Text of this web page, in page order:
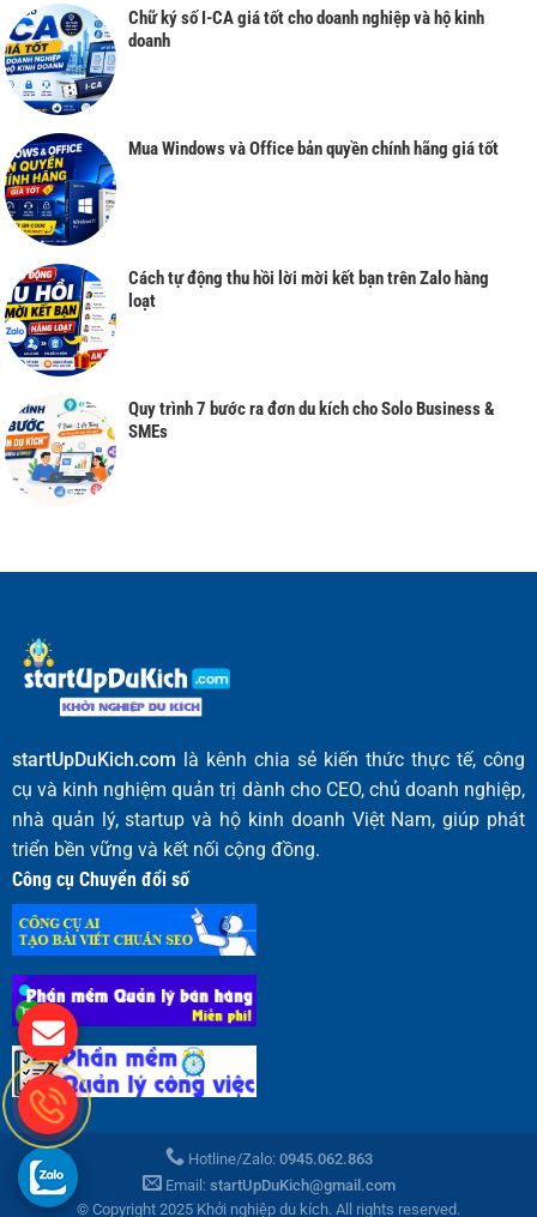
Chữ ký số I-CA giá tốt cho doanh nghiệp và hộ kinh
doanh
Mua Windows và Office bản quyền chính hãng giá tốt
Cách tự động thu hồi lời mời kết bạn trên Zalo hàng
loạt
Quy trình 7 bước ra đơn du kích cho Solo Business &
SMEs
startUpDuKich.com là kênh chia sẻ kiến thức thực tế, công
cụ và kinh nghiệm quản trị dành cho CEO, chủ doanh nghiệp,
nhà quản lý, startup và hộ kinh doanh Việt Nam, giúp phát
triển bền vững và kết nối cộng đồng.
Công cụ Chuyển đổi số
Hotline/Zalo: 0945.062.863
Email: startUpDuKich@gmail.com
© Copyright 2025 Khởi nghiệp du kích. All rights reserved.